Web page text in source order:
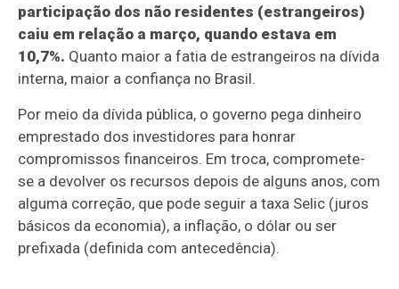
participação dos não residentes (estrangeiros)
caiu em relação a março, quando estava em
10,7%. Quanto maior a fatia de estrangeiros na dívida
interna, maior a confiança no Brasil.
Por meio da dívida pública, o governo pega dinheiro
emprestado dos investidores para honrar
compromissos financeiros. Em troca, compromete-
se a devolver os recursos depois de alguns anos, com
alguma correção, que pode seguir a taxa Selic (juros
básicos da economia), a inflação, o dólar ou ser
prefixada (definida com antecedência).